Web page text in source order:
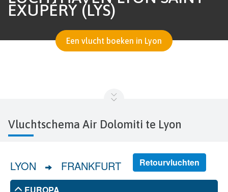
EXUPÉRY (LYS)
Een vlucht boeken in Lyon
Vluchtschema Air Dolomiti te Lyon